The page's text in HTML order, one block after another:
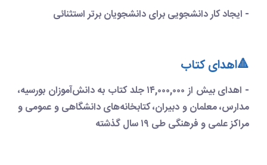
- ایجاد کار دانشجویی برای دانشجویان برتر استثنائی
🔺اهدای کتاب
- اهدای بیش از ۱۴,۰۰۰,۰۰۰ جلد کتاب به دانش‌آموزان بورسیه،
مدارس، معلمان و دبیران، کتابخانه‌های دانشگاهی و عمومی و
مراکز علمی و فرهنگی طی ۱۹ سال
گذشته